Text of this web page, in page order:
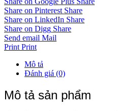
Share on Pinterest Share
Share on LinkedIn Share
Share on Digg Share
Send email Mail
Print Print
Mô tả
Đánh giá (0)
Mô tả sản phẩm